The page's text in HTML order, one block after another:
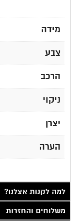
מידה
צבע
הרכב
ניקוי
יצרן
הערה
למה לקנות אצלנו?
משלוחים והחזרות